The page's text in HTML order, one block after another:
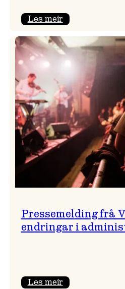
Les meir:
Jazz
søkjer
Pressemelding frå
endringar i
Les meir: